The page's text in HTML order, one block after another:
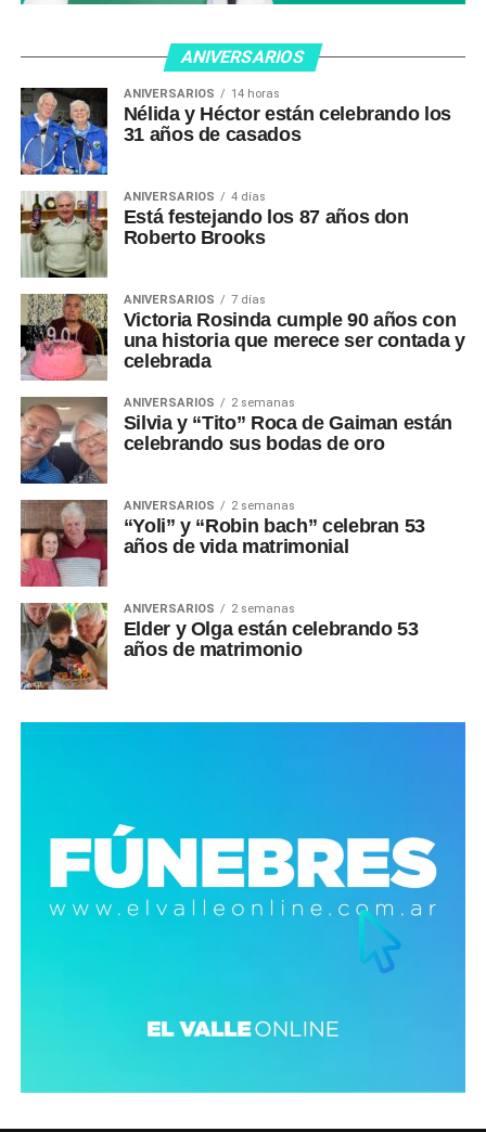
ANIVERSARIOS
ANIVERSARIOS 14 horas
Nélida y Héctor están celebrando los
31 años de casados
ANIVERSARIOS 4 días
Está festejando los 87 años don
Roberto Brooks
ANIVERSARIOS 7 días
Victoria Rosinda cumple 90 años con
una historia que merece ser contada y
celebrada
ANIVERSARIOS 2 semanas
Silvia y “Tito” Roca de Gaiman están
celebrando sus bodas de oro
ANIVERSARIOS 2 semanas
“Yoli” y “Robin bach” celebran 53
años de vida matrimonial
ANIVERSARIOS 2 semanas
Elder y Olga están celebrando 53
años de matrimonio